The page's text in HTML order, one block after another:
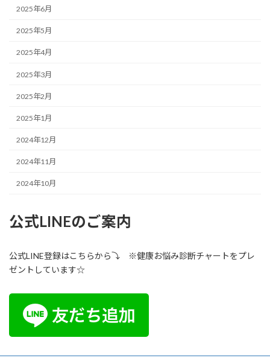
2025年6月
2025年5月
2025年4月
2025年3月
2025年2月
2025年1月
2024年12月
2024年11月
2024年10月
公式LINEのご案内
公式LINE登録はこちらから⤵ ※健康お悩み診断チャートをプレ
ゼントしています☆